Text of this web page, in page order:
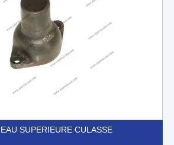
SUPERIEURE CULASSE